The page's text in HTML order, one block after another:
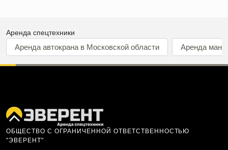
Аренда спецтехники
Аренда автокрана в Московской области Аренда
ОБЩЕСТВО С ОГРАНИЧЕННОЙ ОТВЕТСТВЕННОСТЬЮ
"ЭВЕРЕНТ"